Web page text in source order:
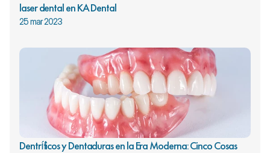
laser dental en KA Dental
25 mar 2023
Dentríficos y Dentaduras en la Era Moderna: Cinco Cosas